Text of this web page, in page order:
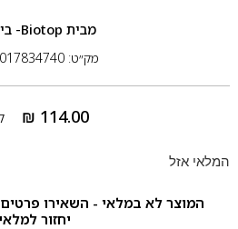
מבית Biotop- ביוטופ
מק״ט: 7290017834740
₪ 114.00
המלאי אזל
המוצר לא במלאי - השאירו פרטים
יחזור למלאי